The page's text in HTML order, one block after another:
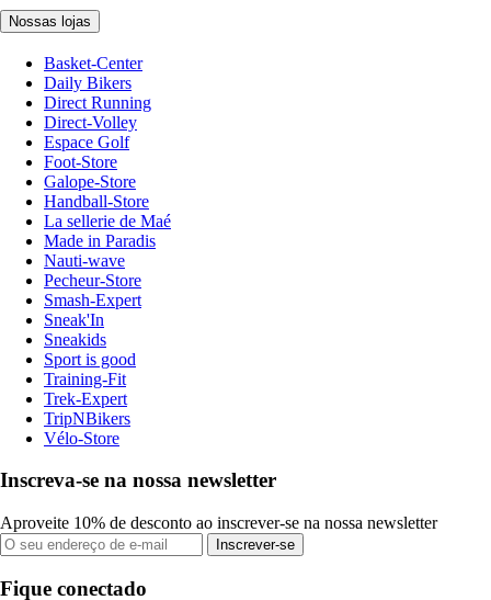
Nossas lojas
Basket-Center
Daily Bikers
Direct Running
Direct-Volley
Espace Golf
Foot-Store
Galope-Store
Handball-Store
La sellerie de Maé
Made in Paradis
Nauti-wave
Pecheur-Store
Smash-Expert
Sneak'In
Sneakids
Sport is good
Training-Fit
Trek-Expert
TripNBikers
Vélo-Store
Inscreva-se na nossa newsletter
Aproveite 10% de desconto ao inscrever-se na nossa newsletter
Inscrever-se
Fique conectado